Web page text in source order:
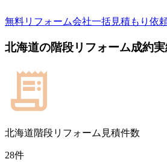
無料リフォーム会社一括見積もり依
北海道の階段リフォーム成約
北海道階段リフォーム見積件数
28件